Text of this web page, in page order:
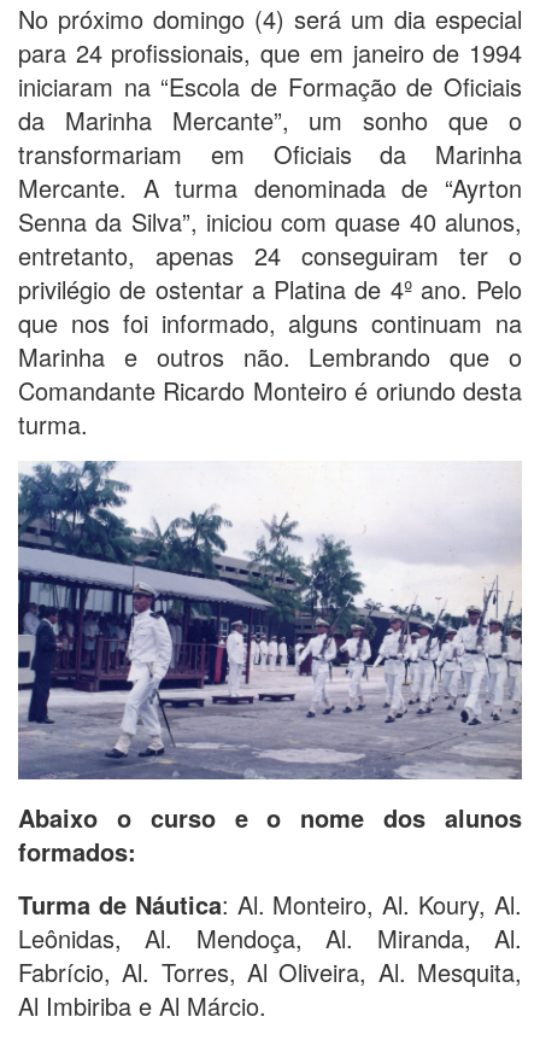
No próximo domingo (4) será um dia especial
para 24 profissionais, que em janeiro de 1994
iniciaram na “Escola de Formação de Oficiais
da Marinha Mercante”, um sonho que o
transformariam em Oficiais da Marinha
Mercante. A turma denominada de “Ayrton
Senna da Silva”, iniciou com quase 40 alunos,
entretanto, apenas 24 conseguiram ter o
privilégio de ostentar a Platina de 4º ano. Pelo
que nos foi informado, alguns continuam na
Marinha e outros não. Lembrando que o
Comandante Ricardo Monteiro é oriundo desta
turma.
Abaixo o curso e o nome dos alunos
formados:
Turma de Náutica: Al. Monteiro, Al. Koury, Al.
Leônidas, Al. Mendoça, Al. Miranda, Al.
Fabrício, Al. Torres, Al Oliveira, Al. Mesquita,
Al Imbiriba e Al Márcio.